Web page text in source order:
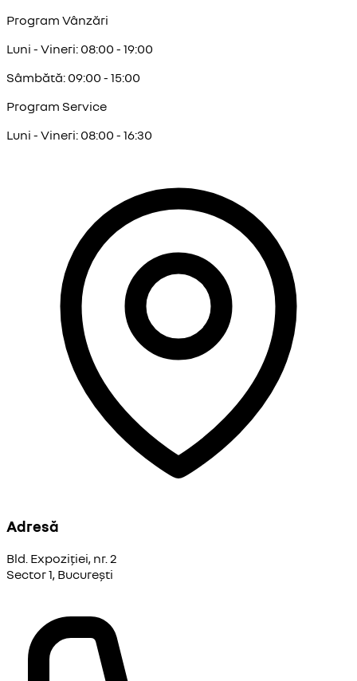
Program Vânzări
Luni - Vineri: 08:00 - 19:00
Sâmbătă: 09:00 - 15:00
Program Service
Luni - Vineri: 08:00 - 16:30
Adresă
Bld. Expoziției, nr. 2
Sector 1, București